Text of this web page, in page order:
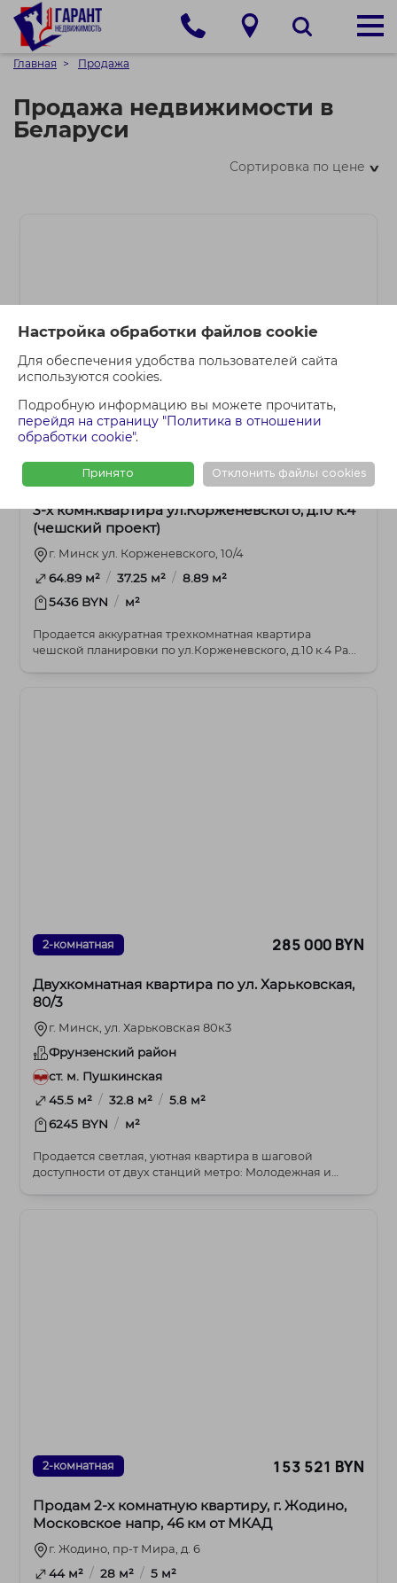
Настройка обработки файлов cookie
Для обеспечения удобства пользователей сайта
используются cookies.
Подробную информацию вы можете прочитать,
перейдя на страницу "Политика в отношении
обработки cookie".
Принято Отклонить файлы cookies
Главная Продажа
Продажа недвижимости в
Беларуси
Сортировка по цене>
3-комнатная 348 000 BYN
3-х комн.квартира ул.Корженевского, д.10 к.4
(чешский проект)
г. Минск ул. Корженевского, 10/4
64.89 м² / 37.25 м² / 8.89 м²
5436 BYN / м²
Продается аккуратная трехкомнатная квартира
чешской планировки по ул.Корженевского, д.10 к.4 Ра...
2-комнатная 285 000 BYN
Двухкомнатная квартира по ул. Харьковская,
80/3
г. Минск, ул. Харьковская 80к3
Фрунзенский район
ст. м. Пушкинская
45.5 м² / 32.8 м² / 5.8 м²
6245 BYN / м²
Продается светлая, уютная квартира в шаговой
доступности от двух станций метро: Молодежная и
2-комнатная 153 521 BYN
Продам 2-х комнатную квартиру, г. Жодино,
Московское напр, 46 км от МКАД
г. Жодино, пр-т Мира, д. 6
44 м² / 28 м² / 5 м²